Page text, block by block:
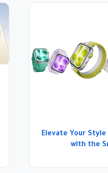
Elevate Your Style
with the